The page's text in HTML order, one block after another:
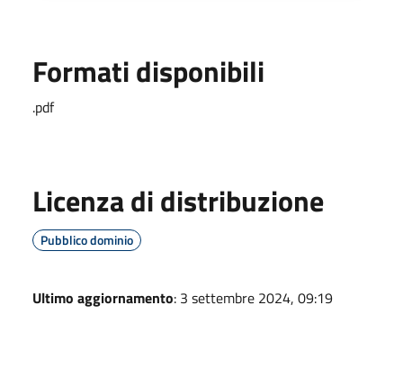
Formati disponibili
.pdf
Licenza di distribuzione
Pubblico dominio
Ultimo aggiornamento: 3 settembre 2024, 09:19